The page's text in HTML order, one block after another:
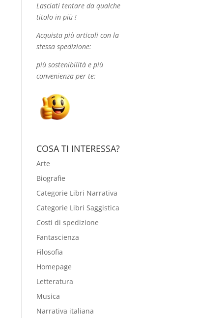
Lasciati tentare da qualche
titolo in più !
Acquista più articoli con la
stessa spedizione:
più sostenibilità e più
convenienza per te:
COSA TI INTERESSA?
Arte
Biografie
Categorie Libri Narrativa
Categorie Libri Saggistica
Costi di spedizione
Fantascienza
Filosofia
Homepage
Letteratura
Musica
Narrativa italiana